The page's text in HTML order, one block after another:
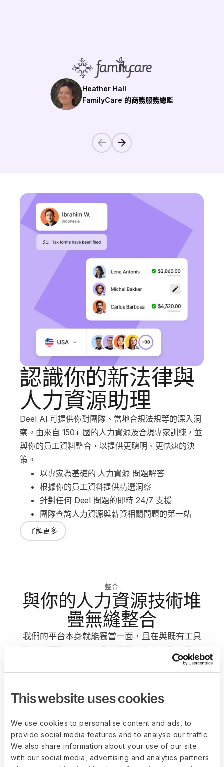
This website uses cookies
We use cookies to personalise content and ads, to
provide social media features and to analyse our traffic.
We also share information about your use of our site
with our social media, advertising and analytics partners
Heather Hall
FamilyCare 的商務服務總監
認識你的新法律與
人力資源助理
Deel AI 可提供你對團隊、當地合規法規等的深入洞
察。由來自 150+ 國的人力資源及合規專家訓練，並
與你的員工資料整合，以提供更聰明、更快速的決
策。
以專家為基礎的 人力資源 問題解答
根據你的員工資料提供精選洞察
針對任何 Deel 問題的即時 24/7 支援
團隊查詢人力資源與薪資相關問題的第一站
了解更多
整合
與你的人力資源技術堆
疊無縫整合
我們的平台本身就能獨當一面，且在與既有工具
報銷服務——Deel 都能與你技術堆疊中的所有工